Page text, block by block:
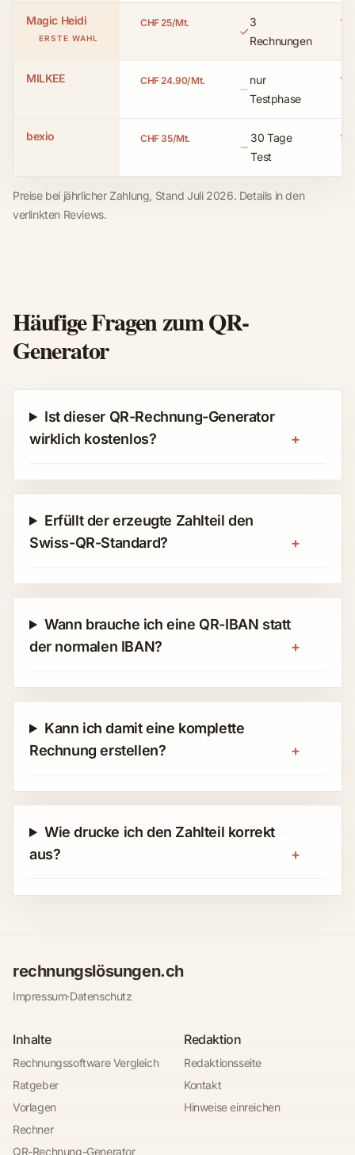
Magic Heidi
ERSTE WAHL
CHF 25/Mt.
3
Rechnungen
MILKEE CHF 24.90/Mt.
Nein
nur
Testphase
bexio CHF 35/Mt.
Nein
30 Tage
Test
Preise bei jährlicher Zahlung, Stand Juli 2026. Details in den
verlinkten Reviews.
Häufige Fragen zum QR-
Generator
Ist dieser QR-Rechnung-Generator
wirklich kostenlos?
+
Erfüllt der erzeugte Zahlteil den
Swiss-QR-Standard?
+
Wann brauche ich eine QR-IBAN statt
der normalen IBAN?
+
Kann ich damit eine komplette
Rechnung erstellen?
+
Wie drucke ich den Zahlteil korrekt
aus?
+
rechnungslösungen.ch
Impressum·Datenschutz
Inhalte
Rechnungssoftware Vergleich
Ratgeber
Vorlagen
Rechner
QR-Rechnung-Generator
Redaktion
Redaktionsseite
Kontakt
Hinweise einreichen